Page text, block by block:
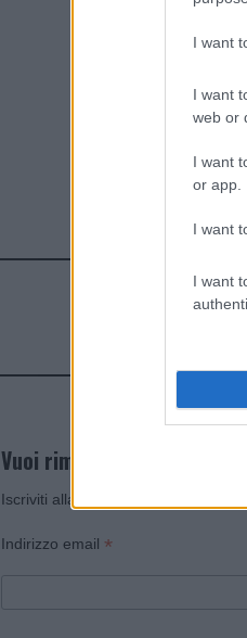
I want
I want
web or
I want
or app.
I want
I want
Vuoi rimanere sempre
Iscriviti alla newsletter di Gallura
Indirizzo email *